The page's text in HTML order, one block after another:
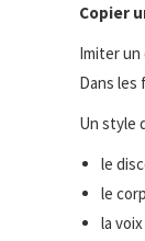
Copier
Imiter un
Dans les
Un style
le
le
la